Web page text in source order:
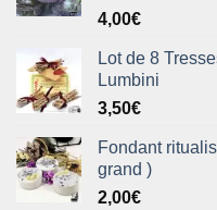
Note5.00
sur 5
4,00€
Lot de 8
Lumbini
3,50€
Fondant
grand )
2,00€